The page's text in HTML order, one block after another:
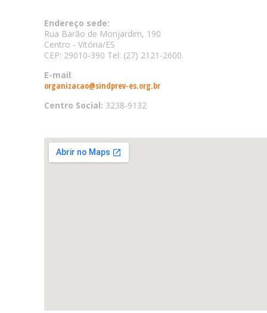
Endereço sede:
Rua Barão de Monjardim, 190
Centro - Vitória/ES
CEP: 29010-390 Tel: (27) 2121-2600.
E-mail:
organizacao@sindprev-es.org.br
Centro Social: 3238-9132